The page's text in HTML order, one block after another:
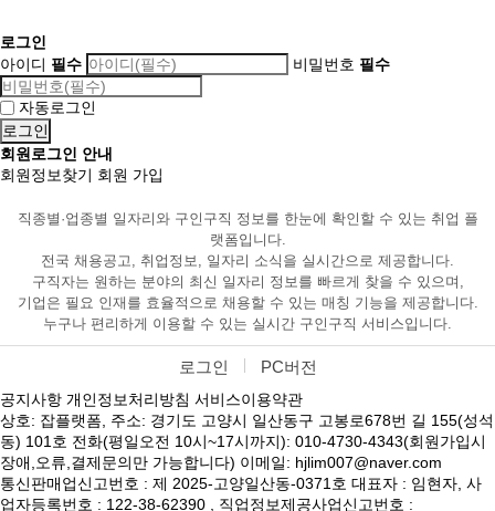
로그인
아이디 필수 비밀번호 필수
자동로그인
회원로그인 안내
회원정보찾기 회원 가입
직종별·업종별 일자리와 구인구직 정보를 한눈에 확인할 수 있는 취업 플
랫폼입니다.
전국 채용공고, 취업정보, 일자리 소식을 실시간으로 제공합니다.
구직자는 원하는 분야의 최신 일자리 정보를 빠르게 찾을 수 있으며,
기업은 필요 인재를 효율적으로 채용할 수 있는 매칭 기능을 제공합니다.
누구나 편리하게 이용할 수 있는 실시간 구인구직 서비스입니다.
로그인 PC버전
공지사항 개인정보처리방침 서비스이용약관
상호: 잡플랫폼, 주소: 경기도 고양시 일산동구 고봉로678번 길 155(성석
동) 101호 전화(평일오전 10시~17시까지): 010-4730-4343(회원가입시
장애,오류,결제문의만 가능합니다) 이메일: hjlim007@naver.com
통신판매업신고번호 : 제 2025-고양일산동-0371호 대표자 : 임현자, 사
업자등록번호 : 122-38-62390 , 직업정보제공사업신고번호 :